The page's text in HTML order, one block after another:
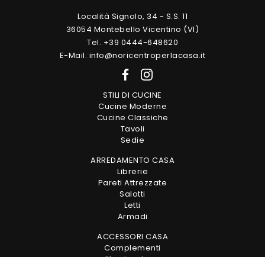
Località Signolo, 34 - S.S. 11
36054 Montebello Vicentino (VI)
Tel. +39 0444-648620
E-Mail. info@noricentroperlacasa.it
STILI DI CUCINE
Cucine Moderne
Cucine Classiche
Tavoli
Sedie
ARREDAMENTO CASA
Librerie
Pareti Attrezzate
Salotti
Letti
Armadi
ACCESSORI CASA
Complementi